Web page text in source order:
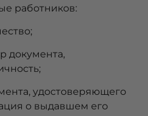
работников:
документа,
удостоверяющего
о выдавшем его